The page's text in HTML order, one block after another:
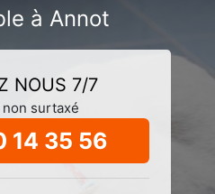
à Annot
NOUS 7/7
surtaxé
14 35 56